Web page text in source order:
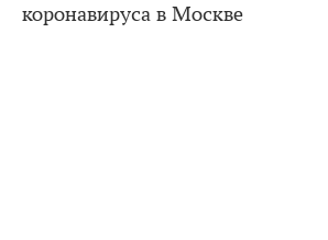
коронавируса в Москве